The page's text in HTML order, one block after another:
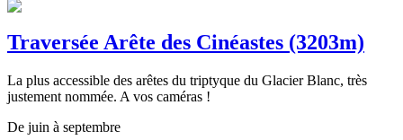
Traversée Arête des Cinéastes (3203m)
La plus accessible des arêtes du triptyque du Glacier Blanc, très
justement nommée. A vos caméras !
De juin à septembre